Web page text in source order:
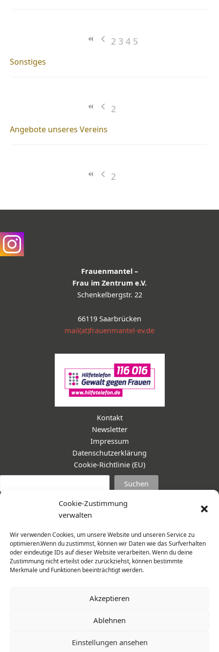
Cookie-Zustimmung
verwalten
Wir verwenden Cookies, um unsere Website und unseren Service zu
optimieren.Wenn du zustimmst, können wir Daten wie das Surfverhalten
oder eindeutige IDs auf dieser Website verarbeiten. Wenn du deine
Zustimmung nicht erteilst oder zurückziehst, können bestimmte
Merkmale und Funktionen beeinträchtigt werden.
Akzeptieren
Ablehnen
Einstellungen ansehen
2 3 4 5
Sonstiges
2
Angebote unseres Vereins
2
Frauenmantel –
Frau im Zentrum e.V.
Schenkelbergstr. 22
66119 Saarbrücken
mail(at)frauenmantel-ev.de
Kontakt
Newsletter
Impressum
Datenschutzerklärung
Cookie-Richtlinie (EU)
Suchen
www.cohowe.de